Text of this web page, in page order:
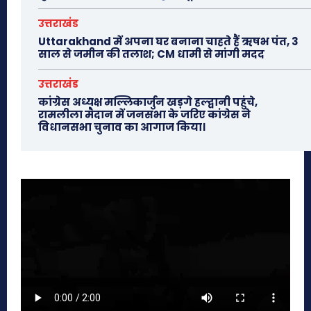
उत्तराखंड
Uttarakhand में अपना घर बनाना चाहते हैं ऋषभ पंत, 3
साल से जमीन की तलाश; CM धामी से मांगी मदद
उत्तराखंड
कांग्रेस अध्यक्ष मल्लिकार्जुन खड़गे हल्द्वानी पहुंचे,
रामलीला मैदान में जनसभा के जरिए कांग्रेस ने
विधानसभा चुनाव का आगाज किया।